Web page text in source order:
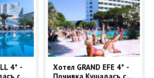
4* -
Хотел GRAND EFE 4* -